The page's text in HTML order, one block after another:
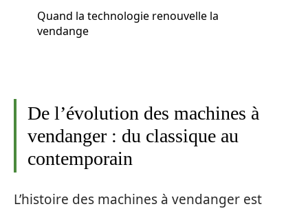
Quand la technologie renouvelle la
vendange
De l’évolution des machines à
vendanger : du classique au
contemporain
L’histoire des machines à vendanger est